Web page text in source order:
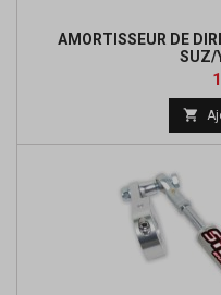
AMORTISSEUR DE
SUZ/
